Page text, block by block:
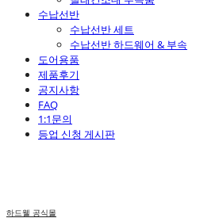
수납선반
수납선반 세트
수납선반 하드웨어 & 부속
도어용품
제품후기
공지사항
FAQ
1:1문의
등업 신청 게시판
하드웰 공식몰